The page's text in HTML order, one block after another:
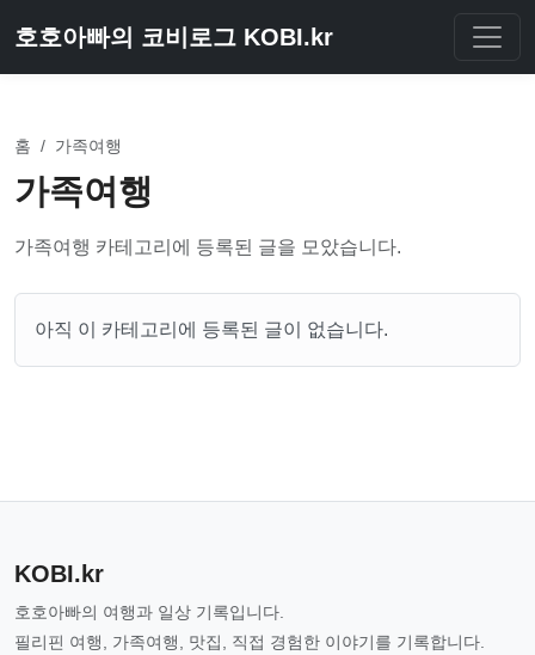
호호아빠의 코비로그 KOBI.kr
홈 / 가족여행
가족여행
가족여행 카테고리에 등록된 글을 모았습니다.
아직 이 카테고리에 등록된 글이 없습니다.
KOBI.kr
호호아빠의 여행과 일상 기록입니다.
필리핀 여행, 가족여행, 맛집, 직접 경험한 이야기를 기록합니다.